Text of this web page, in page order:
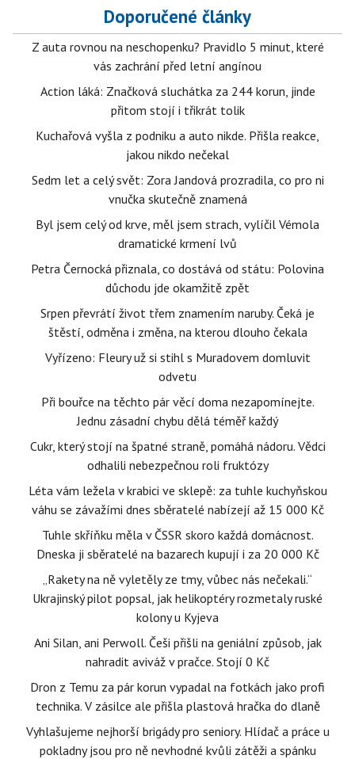
Doporučené články
Z auta rovnou na neschopenku? Pravidlo 5 minut, které
vás zachrání před letní angínou
Action láká: Značková sluchátka za 244 korun, jinde
přitom stojí i třikrát tolik
Kuchařová vyšla z podniku a auto nikde. Přišla reakce,
jakou nikdo nečekal
Sedm let a celý svět: Zora Jandová prozradila, co pro ni
vnučka skutečně znamená
Byl jsem celý od krve, měl jsem strach, vylíčil Vémola
dramatické krmení lvů
Petra Černocká přiznala, co dostává od státu: Polovina
důchodu jde okamžitě zpět
Srpen převrátí život třem znamením naruby. Čeká je
štěstí, odměna i změna, na kterou dlouho čekala
Vyřízeno: Fleury už si stihl s Muradovem domluvit
odvetu
Při bouřce na těchto pár věcí doma nezapomínejte.
Jednu zásadní chybu dělá téměř každý
Cukr, který stojí na špatné straně, pomáhá nádoru. Vědci
odhalili nebezpečnou roli fruktózy
Léta vám ležela v krabici ve sklepě: za tuhle kuchyňskou
váhu se závažími dnes sběratelé nabízejí až 15 000 Kč
Tuhle skříňku měla v ČSSR skoro každá domácnost.
Dneska ji sběratelé na bazarech kupují i za 20 000 Kč
„Rakety na ně vyletěly ze tmy, vůbec nás nečekali.“
Ukrajinský pilot popsal, jak helikoptéry rozmetaly ruské
kolony u Kyjeva
Ani Silan, ani Perwoll. Češi přišli na geniální způsob, jak
nahradit aviváž v pračce. Stojí 0 Kč
Dron z Temu za pár korun vypadal na fotkách jako profi
technika. V zásilce ale přišla plastová hračka do dlaně
Vyhlašujeme nejhorší brigády pro seniory. Hlídač a práce u
pokladny jsou pro ně nevhodné kvůli zátěži a spánku